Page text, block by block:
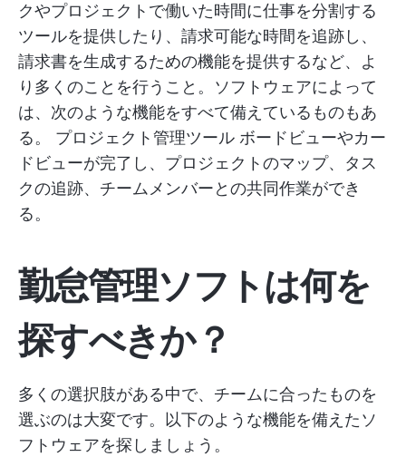
クやプロジェクトで働いた時間に仕事を分割する
ツールを提供したり、請求可能な時間を追跡し、
請求書を生成するための機能を提供するなど、よ
り多くのことを行うこと。ソフトウェアによって
は、次のような機能をすべて備えているものもあ
る。 プロジェクト管理ツール ボードビューやカー
ドビューが完了し、プロジェクトのマップ、タス
クの追跡、チームメンバーとの共同作業ができ
る。
勤怠管理ソフトは何を
探すべきか？
多くの選択肢がある中で、チームに合ったものを
選ぶのは大変です。以下のような機能を備えたソ
フトウェアを探しましょう。